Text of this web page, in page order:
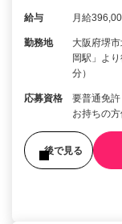
給与 月給
勤務地
大阪府堺
岡駅」よ
分）
応募資格
要普通免
お持ちの方
後で見る